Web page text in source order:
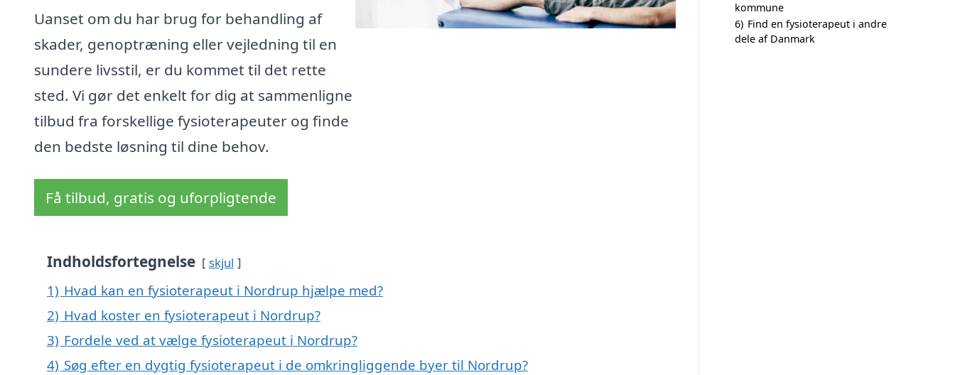
Uanset om du har brug for behandling af
skader, genoptræning eller vejledning til en
sundere livsstil, er du kommet til det rette
sted. Vi gør det enkelt for dig at sammenligne
tilbud fra forskellige fysioterapeuter og finde
den bedste løsning til dine behov.
Få tilbud, gratis og uforpligtende
Indholdsfortegnelse skjul
1) Hvad kan en fysioterapeut i Nordrup hjælpe med?
2) Hvad koster en fysioterapeut i Nordrup?
3) Fordele ved at vælge fysioterapeut i Nordrup?
4) Søg efter en dygtig fysioterapeut i de omkringliggende byer til Nordrup?
kommune
6) Find en fysioterapeut i andre
dele af Danmark